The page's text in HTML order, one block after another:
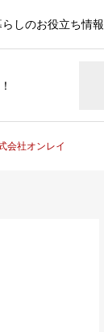
らしのお役立ち情報
会社オンレイ